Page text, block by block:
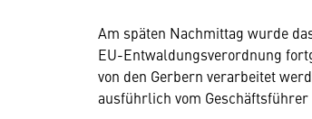
Am späten Nachmittag wurde
EU-Entwaldungsverordnung
von den Gerbern verarbeitet
ausführlich vom